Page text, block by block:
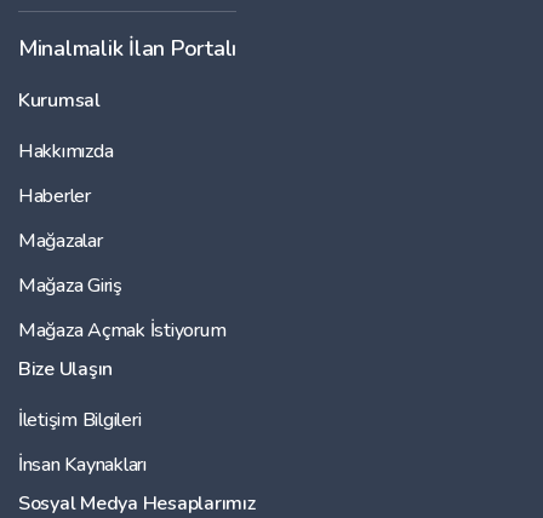
Minalmalik İlan Portalı
Kurumsal
Hakkımızda
Haberler
Mağazalar
Mağaza Giriş
Mağaza Açmak İstiyorum
Bize Ulaşın
İletişim Bilgileri
İnsan Kaynakları
Sosyal Medya Hesaplarımız